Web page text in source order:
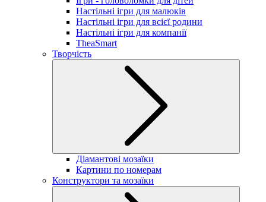
Настільні ігри для малюків
Настільні ігри для всієї родини
Настільні ігри для компанії
TheaSmart
Творчість
Діамантові мозаїки
Картини по номерам
Конструктори та мозаїки